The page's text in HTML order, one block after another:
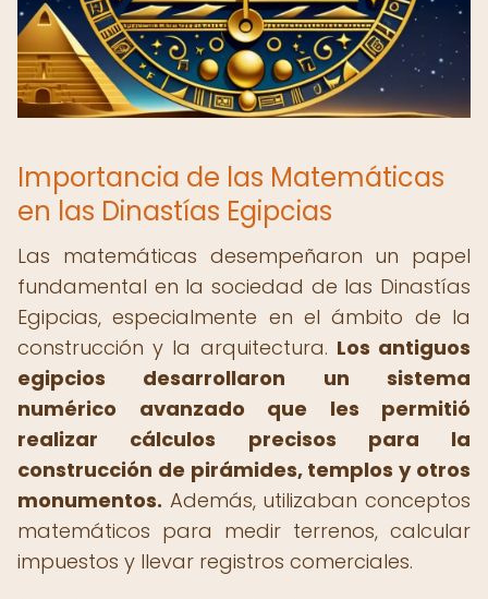
Importancia de las Matemáticas
en las Dinastías Egipcias
Las matemáticas desempeñaron un papel
fundamental en la sociedad de las Dinastías
Egipcias, especialmente en el ámbito de la
construcción y la arquitectura. Los antiguos
egipcios desarrollaron un sistema
numérico avanzado que les permitió
realizar cálculos precisos para la
construcción de pirámides, templos y otros
monumentos. Además, utilizaban conceptos
matemáticos para medir terrenos, calcular
impuestos y llevar registros comerciales.